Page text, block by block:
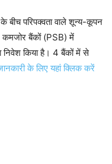
बीच परिपक्वता वाले शून्य-कूपन
कमजोर बैंकों (PSB) में
किया है। 4 बैंकों में से
के लिए यहां क्लिक करें